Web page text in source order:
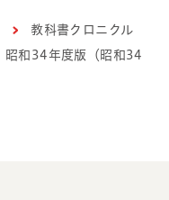
教科書クロニクル
昭和34年度版（昭和34